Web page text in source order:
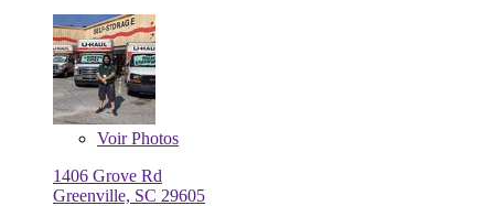
VoirPhotos
1406 Grove Rd
Greenville, SC 29605